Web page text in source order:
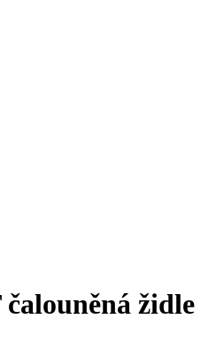
židle